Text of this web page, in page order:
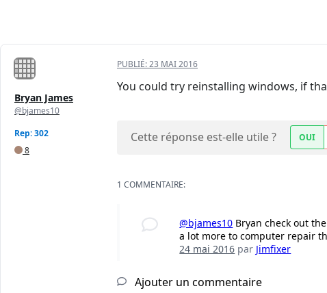
Bryan James
@bjames10
Rep: 302
8
PUBLIÉ:23 MAI 2016
You could try reinstalling windows, if
Cette réponse est-elle utile ? OUI
1 COMMENTAIRE:
@bjames10 Bryan check out
a lot more to computer repair
24 mai 2016 par Jimfixer
Ajouter un commentaire